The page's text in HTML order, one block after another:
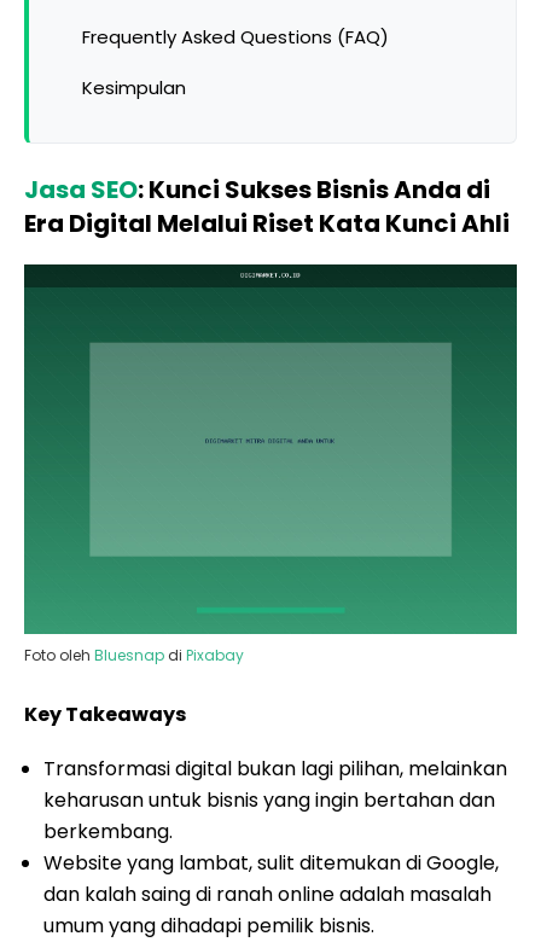
Frequently Asked Questions (FAQ)
Kesimpulan
Jasa SEO: Kunci Sukses Bisnis Anda di
Era Digital Melalui Riset Kata Kunci Ahli
Foto oleh Bluesnap di Pixabay
Key Takeaways
Transformasi digital bukan lagi pilihan, melainkan
keharusan untuk bisnis yang ingin bertahan dan
berkembang.
Website yang lambat, sulit ditemukan di Google,
dan kalah saing di ranah online adalah masalah
umum yang dihadapi pemilik bisnis.